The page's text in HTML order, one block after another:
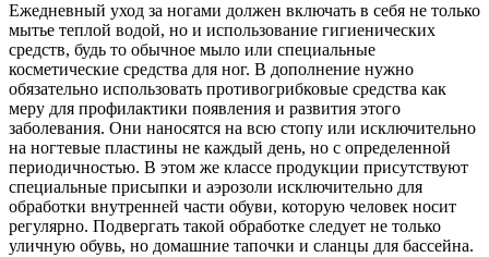
Ежедневный уход за ногами должен включать в себя не только
мытье теплой водой, но и использование гигиенических
средств, будь то обычное мыло или специальные
косметические средства для ног. В дополнение нужно
обязательно использовать противогрибковые средства как
меру для профилактики появления и развития этого
заболевания. Они наносятся на всю стопу или исключительно
на ногтевые пластины не каждый день, но с определенной
периодичностью. В этом же классе продукции присутствуют
специальные присыпки и аэрозоли исключительно для
обработки внутренней части обуви, которую человек носит
регулярно. Подвергать такой обработке следует не только
уличную обувь, но домашние тапочки и сланцы для бассейна.